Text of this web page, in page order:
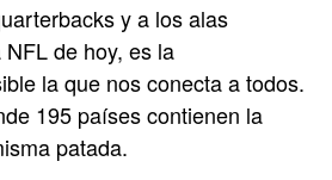
y a los alas
de hoy, es la
la que nos conecta a todos.
195 países contienen la
patada.